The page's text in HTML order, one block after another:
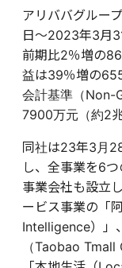
アリババグルー
日〜2023年3月
前期比2％増の
益は39％増の
会計基準（Non-
7900万元（約2
同社は23年3月
し、全事業を6
事業会社も設立
ービス事業の「
Intelligence）」
（Taobao